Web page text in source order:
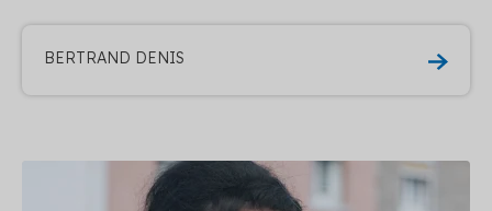
BERTRAND DENIS